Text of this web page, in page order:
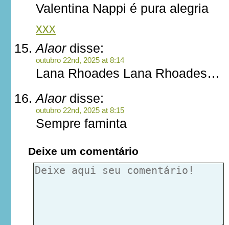
Valentina Nappi é pura alegria
xxx
Alaordisse:
outubro 22nd, 2025 at 8:14
Lana Rhoades Lana Rhoades…
Alaordisse:
outubro 22nd, 2025 at 8:15
Sempre faminta
Deixe um comentário